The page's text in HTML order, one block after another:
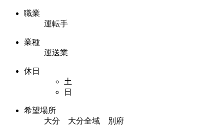
職業
運転手
業種
運送業
休日
土
日
希望場所
大分 大分全域 別府